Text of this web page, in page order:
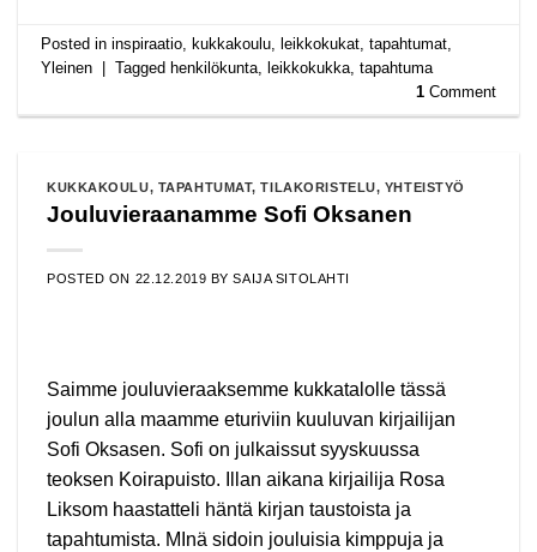
Posted ininspiraatio, kukkakoulu, leikkokukat,tapahtumat,
Yleinen
Tagged henkilökunta, leikkokukka,tapahtuma
1Comment
KUKKAKOULU, TAPAHTUMAT,TILAKORISTELU, YHTEISTYÖ
Jouluvieraanamme Sofi Oksanen
POSTED ON 22.12.2019 BYSAIJA SITOLAHTI
Saimme jouluvieraaksemme kukkatalolle tässä
joulun alla maamme eturiviin kuuluvan kirjailijan
Sofi Oksasen. Sofi on julkaissut syyskuussa
teoksen Koirapuisto. Illan aikana kirjailija Rosa
Liksom haastatteli häntä kirjan taustoista ja
tapahtumista. MInä sidoin jouluisia kimppuja ja